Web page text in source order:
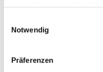
nutzt. Sie können Ihre
Trigger Symbol ändern
Informationen über
Notwendig
Präferenzen
Auf dieser Seite
durch das
angezeigt.